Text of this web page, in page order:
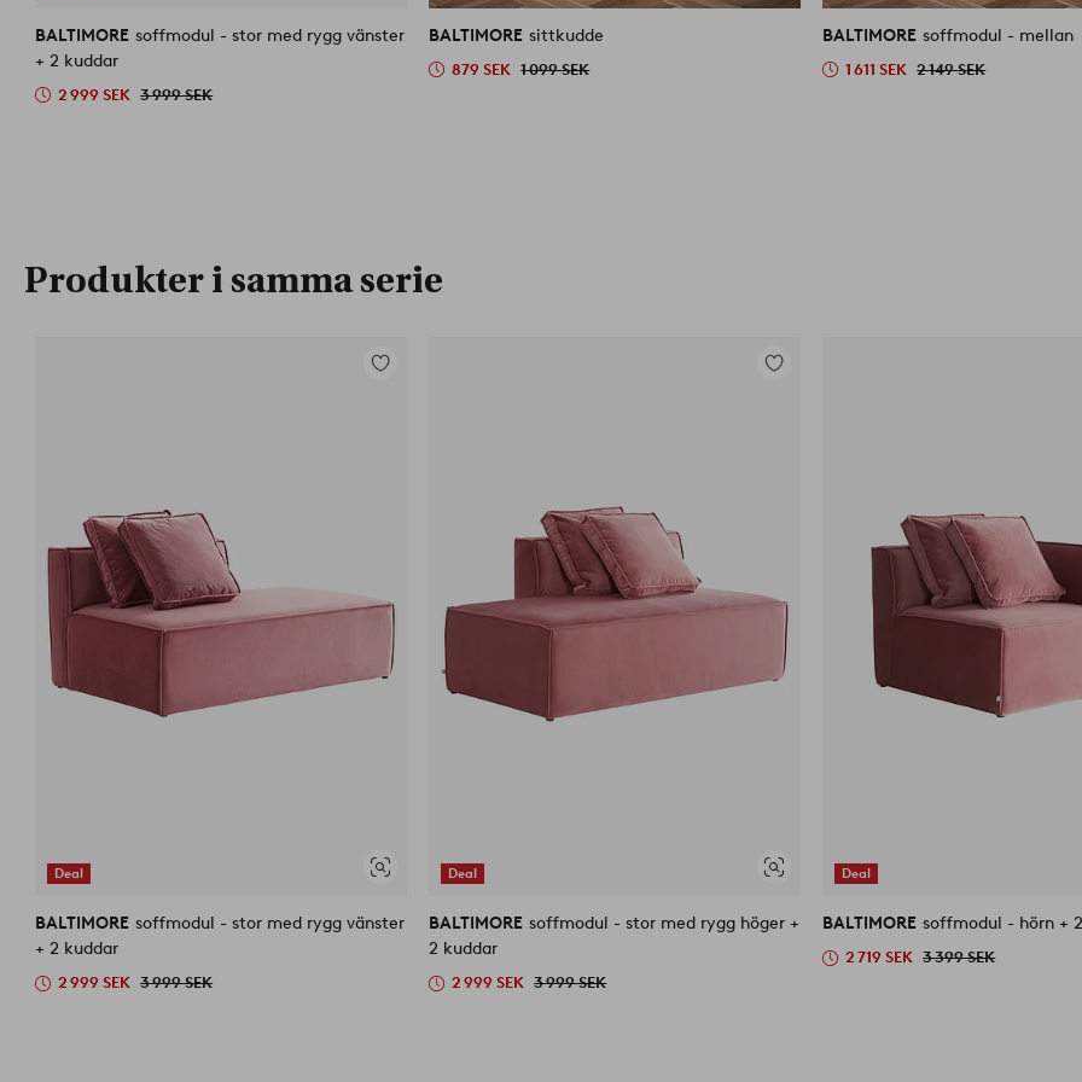
BALTIMORE soffmodul - stor med rygg vänster
+ 2 kuddar
2 999 SEK 3 999 SEK
BALTIMORE sittkudde
879 SEK 1 099 SEK
BALTIMORE soffmodul - mellan
1 611 SEK 2 149 SEK
Produkter i samma serie
Deal
Visa
Lägg
BALTIMORE soffmodul - stor med rygg vänster
+ 2 kuddar
2 999 SEK 3 999 SEK
Deal
Visa
Lägg
BALTIMORE soffmodul - stor med rygg höger +
2 kuddar
2 999 SEK 3 999 SEK
Deal
BALTIMORE soffmodul - hörn +
2 719 SEK 3 399 SEK